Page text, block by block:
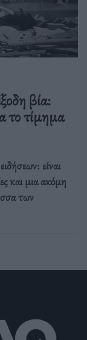
βία:
το τίμημα
είναι
και μια ακόμη
των